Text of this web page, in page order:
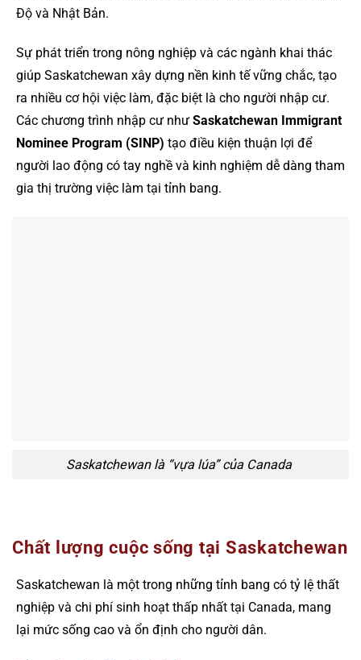
Độ và Nhật Bản.
Sự phát triển trong nông nghiệp và các ngành khai thác
giúp Saskatchewan xây dựng nền kinh tế vững chắc, tạo
ra nhiều cơ hội việc làm, đặc biệt là cho người nhập cư.
Các chương trình nhập cư như Saskatchewan Immigrant
Nominee Program (SINP) tạo điều kiện thuận lợi để
người lao động có tay nghề và kinh nghiệm dễ dàng tham
gia thị trường việc làm tại tỉnh bang.
Saskatchewan là “vựa lúa” của Canada
Chất lượng cuộc sống tại Saskatchewan
Saskatchewan là một trong những tỉnh bang có tỷ lệ thất
nghiệp và chi phí sinh hoạt thấp nhất tại Canada, mang
lại mức sống cao và ổn định cho người dân.